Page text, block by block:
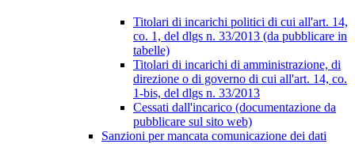
Titolari di incarichi politici di cui all'art. 14,
co. 1, del dlgs n. 33/2013 (da pubblicare in
tabelle)
Titolari di incarichi di amministrazione, di
direzione o di governo di cui all'art. 14, co.
1-bis, del dlgs n. 33/2013
Cessati dall'incarico (documentazione da
pubblicare sul sito web)
Sanzioni per mancata comunicazione dei dati